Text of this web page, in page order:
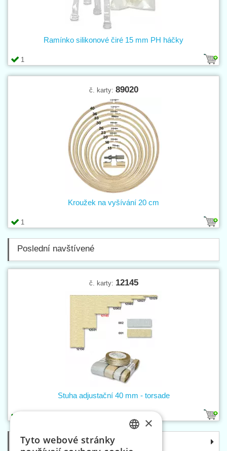
1
Ramínko silikonové čiré 15 mm PH háčky
č. karty: 89020
1
Kroužek na vyšívání 20 cm
Poslední navštívené
č. karty: 12145
Stuha adjustační 40 mm - torsade
Kategorie
×
Tyto webové stránky